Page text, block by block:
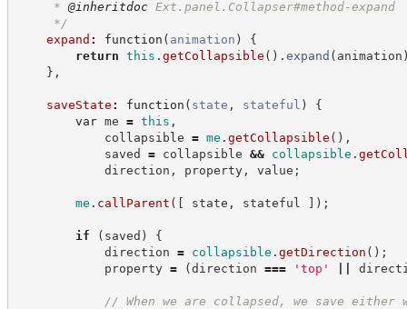
* @inheritdoc Ext.panel.Collapser#method-expand
*/
expand : function ( animation )
{
return this . getCollapsible ( ) . expand ( animation
} ,
saveState : function ( state , stateful )
{
var me = this ,
collapsible = me . getCollapsible ( ) ,
saved = collapsible && collapsible .
direction , property, value ;
me . callParent ( [ state , stateful ] ) ;
if ( saved )
{
direction = collapsible . getDirection ( ) ;
property = (direction === ' top '
// When we are collapsed, we save